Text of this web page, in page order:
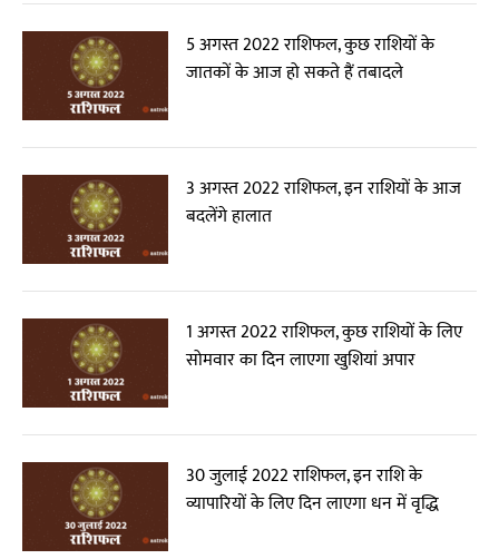
5 अगस्त 2022 राशिफल, कुछ राशियों के
जातकों के आज हो सकते हैं तबादले
3 अगस्त 2022 राशिफल, इन राशियों के आज
बदलेंगे हालात
1 अगस्त 2022 राशिफल, कुछ राशियों के लिए
सोमवार का दिन लाएगा खुशियां अपार
30 जुलाई 2022 राशिफल, इन राशि के
व्यापारियों के लिए दिन लाएगा धन में वृद्धि